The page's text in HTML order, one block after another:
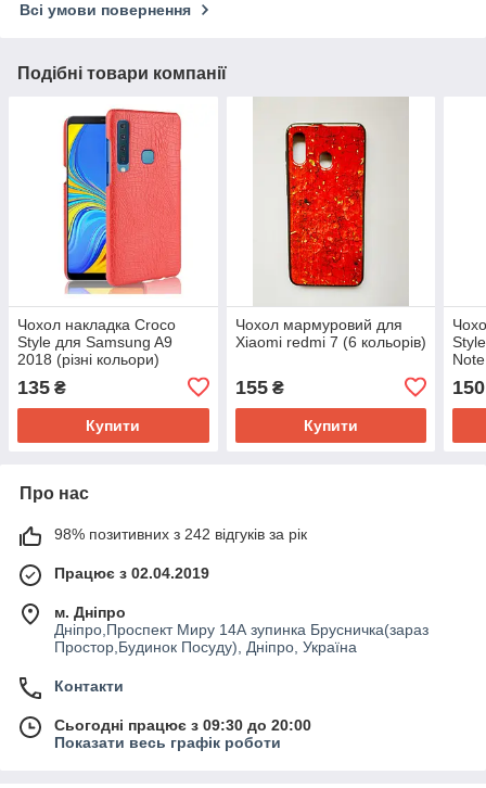
Всі умови повернення
Подібні товари компанії
Чохол накладка Croco
Style для Samsung A9
2018 (різні кольори)
135 ₴
Купити
Чохол мармуровий для
Xiaomi redmi 7 (6 кольорів)
155₴
Купити
150
Про нас
98% позитивних з 242 відгуків за рік
Працює з 02.04.2019
м. Дніпро
Дніпро,Проспект Миру 14А зупинка Брусничка(зараз
Простор,Будинок Посуду), Дніпро, Україна
Контакти
Сьогодні працює з 09:30 до 20:00
Показати весь графік роботи